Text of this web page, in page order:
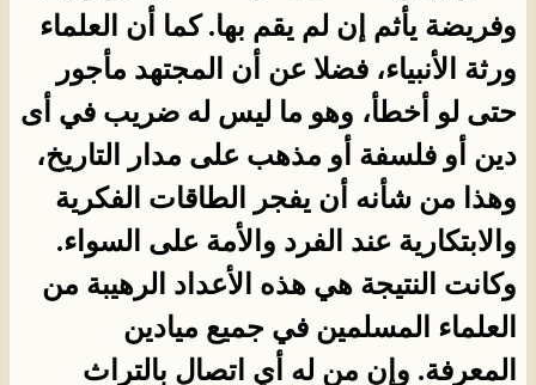
وفريضة يأثم إن لم يقم بها. كما أن العلماء
ورثة الأنبياء، فضلا عن أن المجتهد مأجور
حتى لو أخطأ، وهو ما ليس له ضريب في أى
دين أو فلسفة أو مذهب على مدار التاريخ،
وهذا من شأنه أن يفجر الطاقات الفكرية
والابتكارية عند الفرد والأمة على السواء.
وكانت النتيجة هي هذه الأعداد الرهيبة من
العلماء المسلمين في جميع ميادين
المعرفة. وإن من له أي اتصال بالتراث